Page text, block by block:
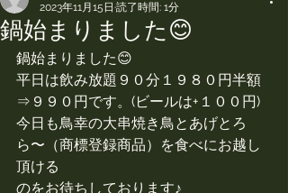
鍋始まりました😊
2023年11月15日 読了時間: 1分
鍋始まりました😊
平日は飲み放題９０分１９８０円半額
⇒９９０円です。(ビールは+１００円)
今日も鳥幸の大串焼き鳥とあげとろ
ら〜（商標登録商品）を食べにお越し
頂ける
のをお待ちしております♪